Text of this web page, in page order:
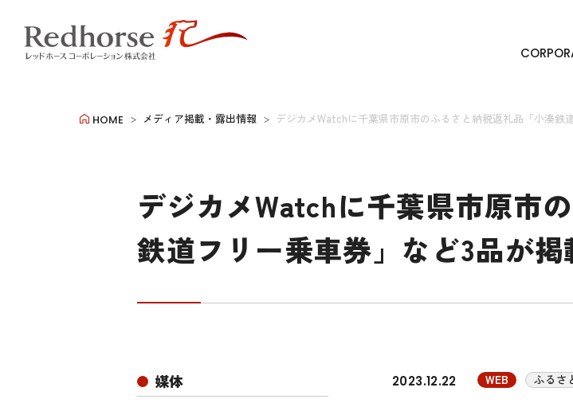
HOME メディア掲載・露出情報 デジカメWatchに千葉県市原市のふるさと納税返礼品「小湊鉄
デジカメWatchに千葉県市原市
鉄道フリー乗車券」など3品が
媒体 2023.12.22 WEB ふるさ